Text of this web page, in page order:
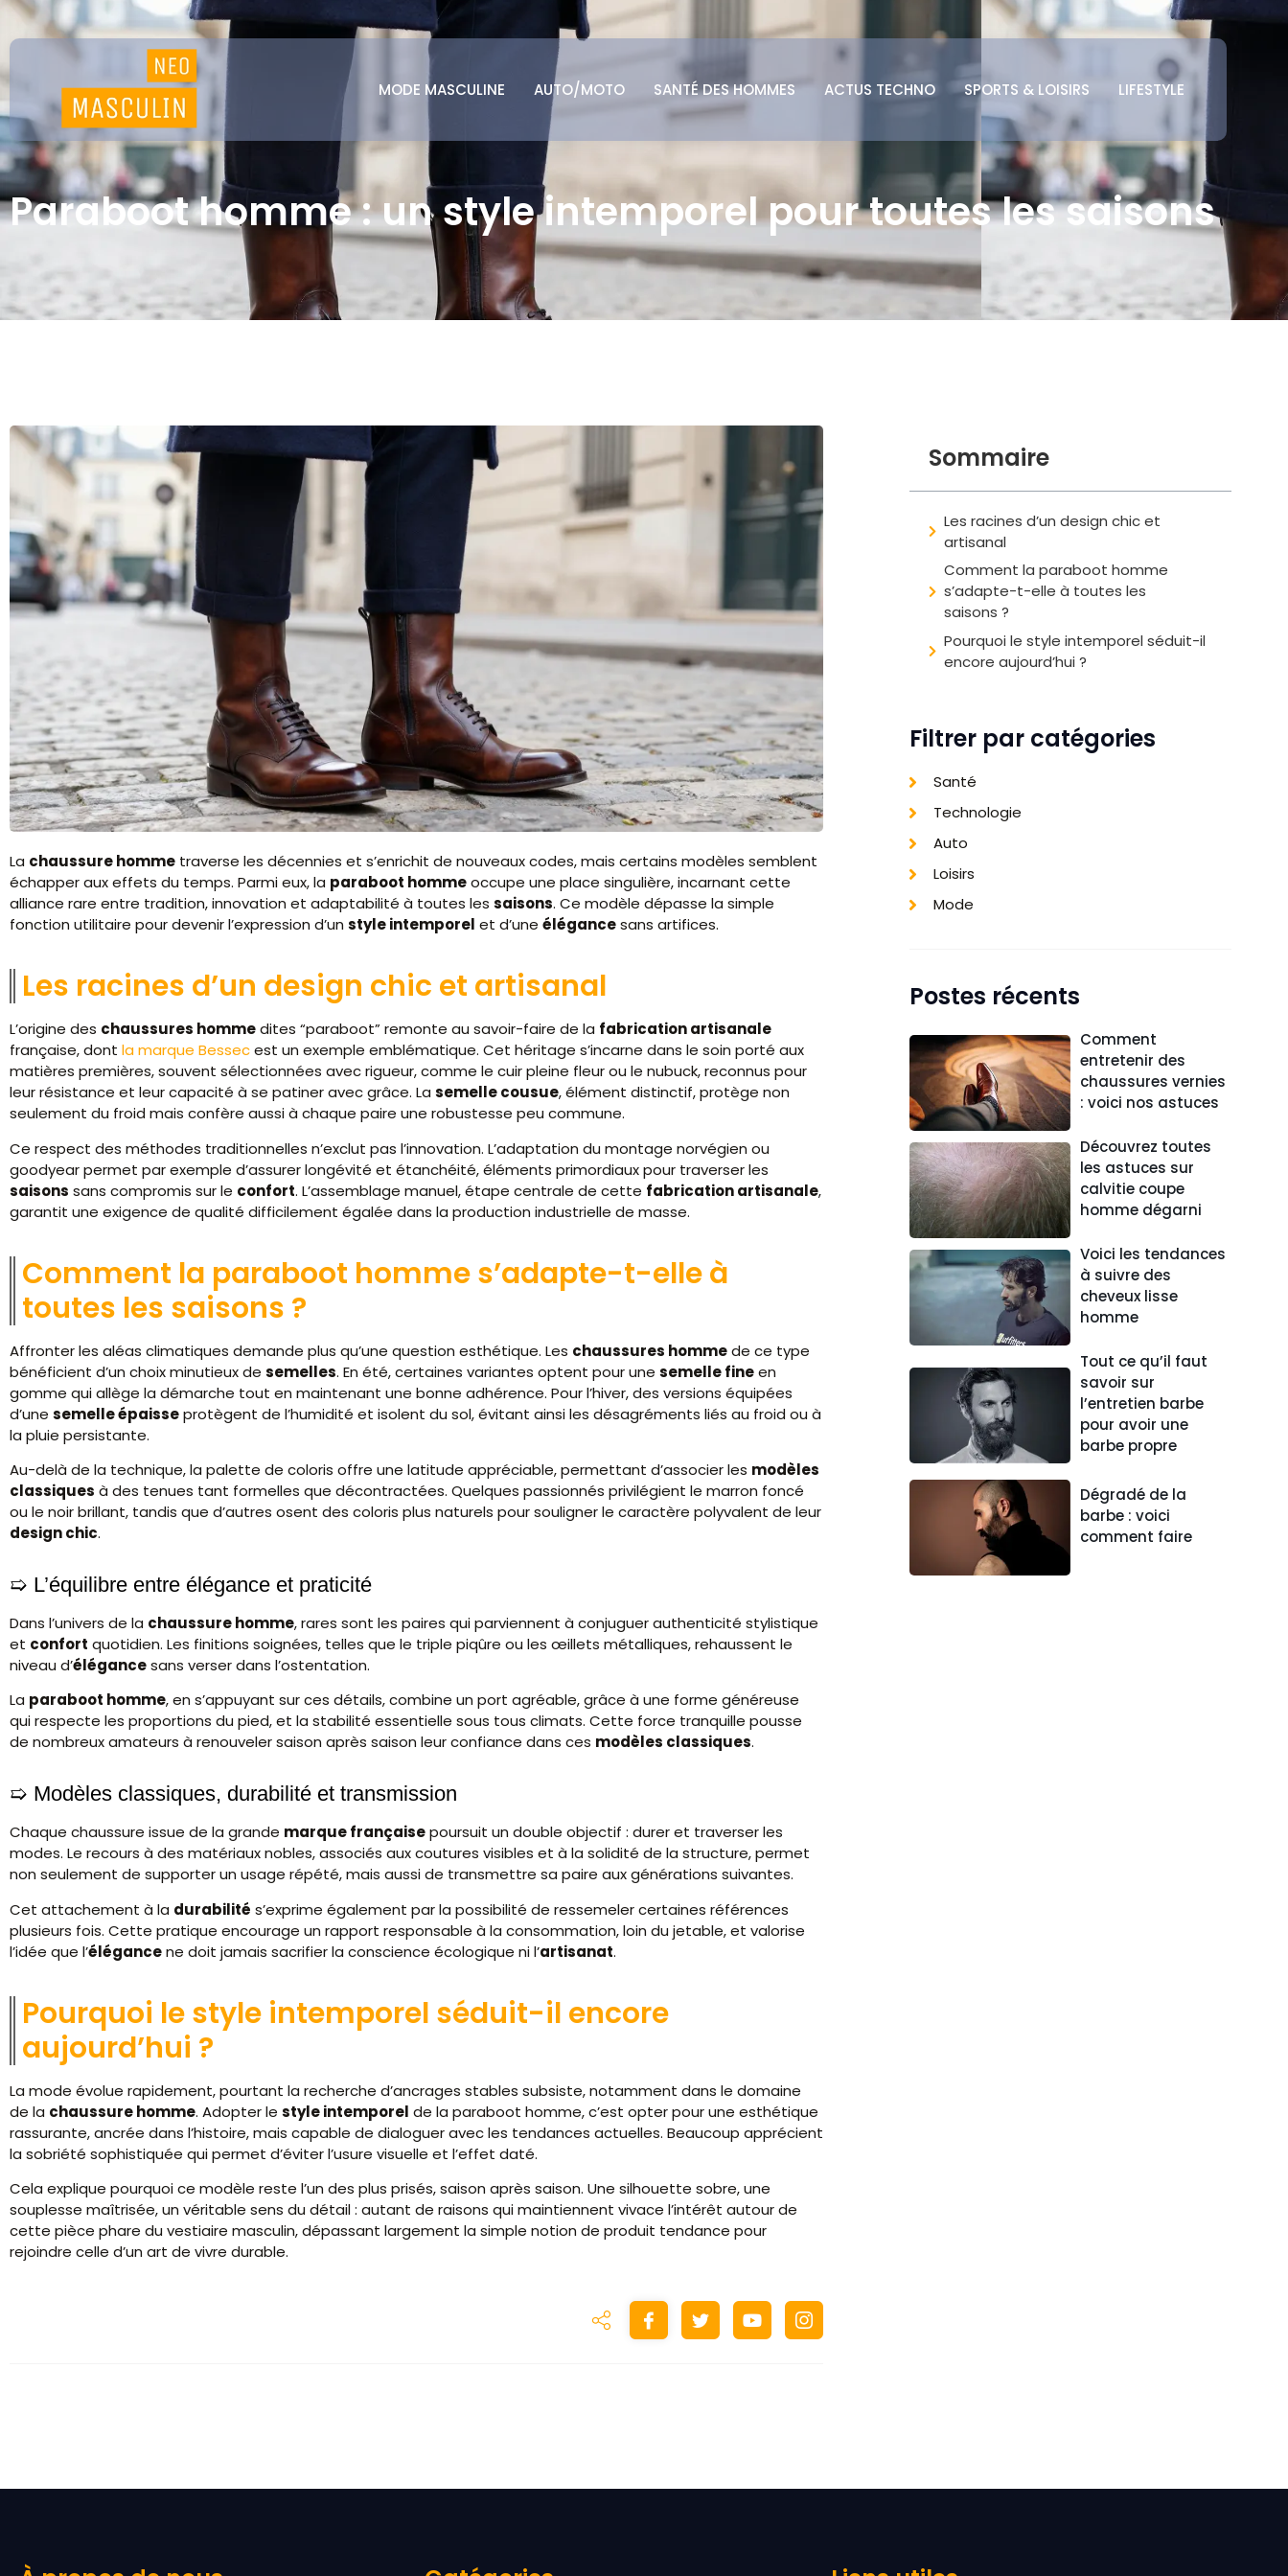
MODE MASCULINE AUTO/MOTO SANTÉ DES HOMMES ACTUS TECHNO SPORTS & LOISIRS LIFESTYLE
Paraboot homme : un style intemporel pour toutes les saisons
La chaussure homme traverse les décennies et s’enrichit de nouveaux codes, mais certains modèles semblent
échapper aux effets du temps. Parmi eux, la paraboot hommeoccupe une place singulière, incarnant cette
alliance rare entre tradition, innovation et adaptabilité à toutes les saisons. Ce modèle dépasse la simple
fonction utilitaire pour devenir l’expression d’un style intemporel et d’une élégancesans artifices.
Les racines d’un design chic et artisanal
L’origine des chaussures hommedites “paraboot” remonte au savoir-faire de la fabrication artisanale
française, dont la marque Bessecest un exemple emblématique. Cet héritage s’incarne dans le soin porté aux
matières premières, souvent sélectionnées avec rigueur, comme le cuir pleine fleur ou le nubuck, reconnus pour
leur résistance et leur capacité à se patiner avec grâce. La semelle cousue, élément distinctif, protège non
seulement du froid mais confère aussi à chaque paire une robustesse peu commune.
Ce respect des méthodes traditionnelles n’exclut pas l’innovation. L’adaptation du montage norvégien ou
goodyear permet par exemple d’assurer longévité et étanchéité, éléments primordiaux pour traverser les
saisons sans compromis sur le confort. L’assemblage manuel, étape centrale de cette fabrication artisanale,
garantit une exigence de qualité difficilement égalée dans la production industrielle de masse.
Comment la paraboot homme s’adapte-t-elle à
toutes les saisons ?
Affronter les aléas climatiques demande plus qu’une question esthétique. Les chaussures hommede ce type
bénéficient d’un choix minutieux de semelles. En été, certaines variantes optent pour une semelle fineen
gomme qui allège la démarche tout en maintenant une bonne adhérence. Pour l’hiver, des versions équipées
d’une semelle épaisseprotègent de l’humidité et isolent du sol, évitant ainsi les désagréments liés au froid ou à
la pluie persistante.
Au-delà de la technique, la palette de coloris offre une latitude appréciable, permettant d’associer les modèles
classiques à des tenues tant formelles que décontractées. Quelques passionnés privilégient le marron foncé
ou le noir brillant, tandis que d’autres osent des coloris plus naturels pour souligner le caractère polyvalent de leur
design chic.
L’équilibre entre élégance et praticité
Dans l’univers de la chaussure homme, rares sont les paires qui parviennent à conjuguer authenticité stylistique
et confort quotidien. Les finitions soignées, telles que le triple piqûre ou les œillets métalliques, rehaussent le
niveau d’élégancesans verser dans l’ostentation.
La paraboot homme, en s’appuyant sur ces détails, combine un port agréable, grâce à une forme généreuse
qui respecte les proportions du pied, et la stabilité essentielle sous tous climats. Cette force tranquille pousse
de nombreux amateurs à renouveler saison après saison leur confiance dans ces modèles classiques.
Modèles classiques, durabilité et transmission
Chaque chaussure issue de la grande marque françaisepoursuit un double objectif : durer et traverser les
modes. Le recours à des matériaux nobles, associés aux coutures visibles et à la solidité de la structure, permet
non seulement de supporter un usage répété, mais aussi de transmettre sa paire aux générations suivantes.
Cet attachement à la durabilité s’exprime également par la possibilité de ressemeler certaines références
plusieurs fois. Cette pratique encourage un rapport responsable à la consommation, loin du jetable, et valorise
l’idée que l’élégancene doit jamais sacrifier la conscience écologique ni l’artisanat.
Pourquoi le style intemporel séduit-il encore
aujourd’hui ?
La mode évolue rapidement, pourtant la recherche d’ancrages stables subsiste, notamment dans le domaine
de la chaussure homme. Adopter le style intemporel de la paraboot homme, c’est opter pour une esthétique
rassurante, ancrée dans l’histoire, mais capable de dialoguer avec les tendances actuelles. Beaucoup apprécient
la sobriété sophistiquée qui permet d’éviter l’usure visuelle et l’effet daté.
Cela explique pourquoi ce modèle reste l’un des plus prisés, saison après saison. Une silhouette sobre, une
souplesse maîtrisée, un véritable sens du détail : autant de raisons qui maintiennent vivace l’intérêt autour de
cette pièce phare du vestiaire masculin, dépassant largement la simple notion de produit tendance pour
rejoindre celle d’un art de vivre durable.
Sommaire
Les racines d’un design chic et
artisanal
Comment la paraboot homme
s’adapte-t-elle à toutes les
saisons ?
Pourquoi le style intemporel séduit-il
encore aujourd’hui ?
Filtrer par catégories
Santé
Technologie
Auto
Loisirs
Mode
Postes récents
Comment
entretenir des
chaussures vernies
: voici nos astuces
Découvrez toutes
les astuces sur
calvitie coupe
homme dégarni
Voici les tendances
à suivre des
cheveux lisse
homme
Tout ce qu’il faut
savoir sur
l’entretien barbe
pour avoir une
barbe propre
Dégradé de la
barbe : voici
comment faire